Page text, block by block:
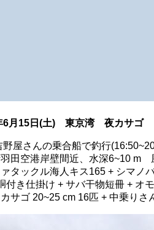
6月15日(土) 東京湾 夜カサゴ
野屋さんの乗合船で釣行
田空港岸壁間近、水深6~10 m
タックル海人キス165 + シマノ
付き仕掛け + サバ干物短冊 + オ
サゴ 20~25 cm 16匹 + 中乗りさ